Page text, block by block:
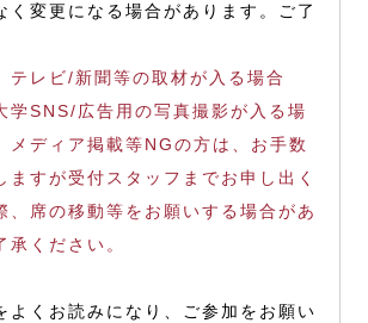
変更になる場合があります。ご了
テレビ/新聞等の取材が入る場合
学SNS/広告用の写真撮影が入る場
メディア掲載等NGの方は、お手数
ますが受付スタッフまでお申し出く
、席の移動等をお願いする場合があ
承ください。
よくお読みになり、ご参加をお願い